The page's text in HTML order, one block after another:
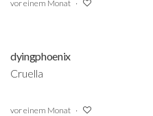
vor einem Monat
dyingphoenix
Cruella
vor einem Monat